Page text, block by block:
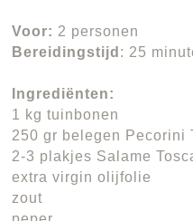
Voor: 2 personen
Bereidingstijd : 25
Ingrediënten:
1 kg tuinbonen
250 gr belegen Pecorini
2-3 plakjes Salame
extra virgin olijfolie
zout